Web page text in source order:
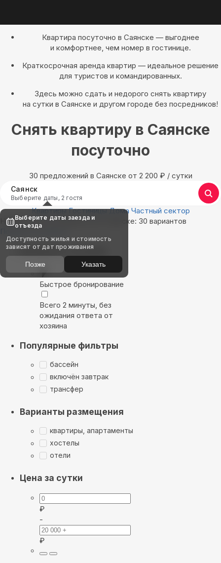
Квартира посуточно в Саянске — выгоднее
и комфортнее, чем номер в гостинице.
Краткосрочная аренда квартир — идеальное решение
для туристов и командированных.
Здесь можно сдать и недорого снять квартиру
на сутки в Саянске и другом городе без посредников!
Снять квартиру в Саянске
посуточно
30 предложений в Саянске oт 2 200 ₽ / сутки
Саянск
Выберите даты, 2 гостя
Квартиры Гостиницы Дома Частный сектор
Найдём, где остановиться в Саянске: 30 вариантов
Показать на карте
Выбирайте лучшее
Быстрое бронирование
Всего 2 минуты, без
ожидания ответа от
хозяина
Популярные фильтры
бассейн
включён завтрак
трансфер
Варианты размещения
квартиры, апартаменты
хостелы
отели
Цена за сутки
₽
-
₽
Выберите даты заезда и
отъезда
Доступность жилья и стоимость
зависят от дат проживания
Позже Указать